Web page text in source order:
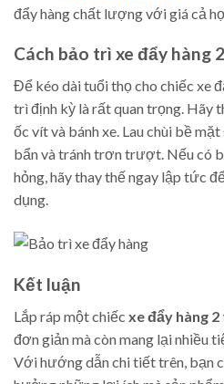
đẩy hàng chất lượng với giá cả
Cách bảo trì xe đẩy hàng
Để kéo dài tuổi thọ cho chiếc xe
trì định kỳ là rất quan trọng. Hãy
ốc vít và bánh xe. Lau chùi bề
bẩn và tránh trơn trượt. Nếu có
hỏng, hãy thay thế ngay lập tức
dụng.
Kết luận
Lắp ráp một chiếc xe đẩy hàng
đơn giản mà còn mang lại nhiều
Với hướng dẫn chi tiết trên, bạn